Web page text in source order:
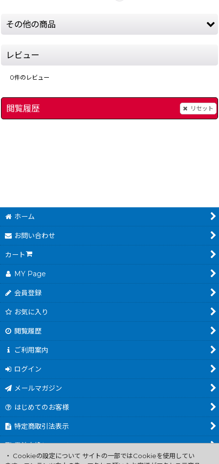
その他の商品
レビュー
0件のレビュー
閲覧履歴 リセット
ホーム
お問い合わせ
カート
MY Page
会員登録
お気に入り
閲覧履歴
ご利用案内
ログイン
メールマガジン
はじめてのお客様
特定商取引法表示
電池交換について
・ Cookieの設定について サイトの一部ではCookieを使用してい